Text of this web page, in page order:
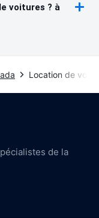
voitures ? à
Location de
de la